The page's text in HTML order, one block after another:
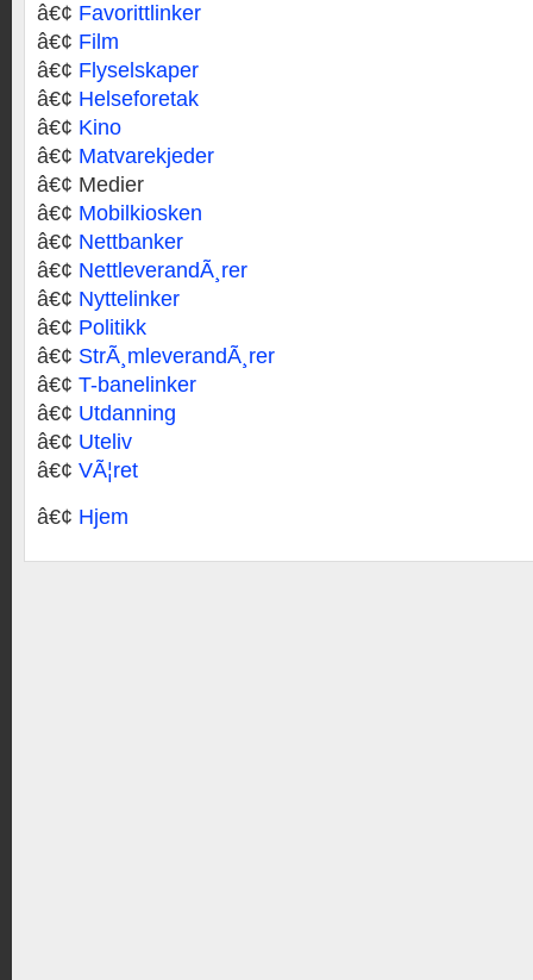
â€¢ Favorittlinker
â€¢ Film
â€¢ Flyselskaper
â€¢ Helseforetak
â€¢ Kino
â€¢ Matvarekjeder
â€¢ Medier
â€¢ Mobilkiosken
â€¢ Nettbanker
â€¢ NettleverandÃ¸rer
â€¢ Nyttelinker
â€¢ Politikk
â€¢ StrÃ¸mleverandÃ¸rer
â€¢ T-banelinker
â€¢ Utdanning
â€¢ Uteliv
â€¢ VÃ¦ret
â€¢ Hjem